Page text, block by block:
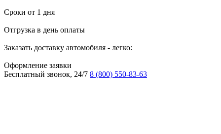
Сроки от 1 дня
Отгрузка в день оплаты
Заказать доставку автомобиля - легко:
Оформление заявки
Бесплатный звонок, 24/7 8 (800) 550-83-63